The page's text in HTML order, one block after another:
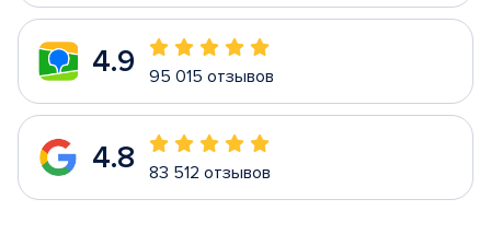
4.9 95 015 отзывов
4.8 83 512 отзывов